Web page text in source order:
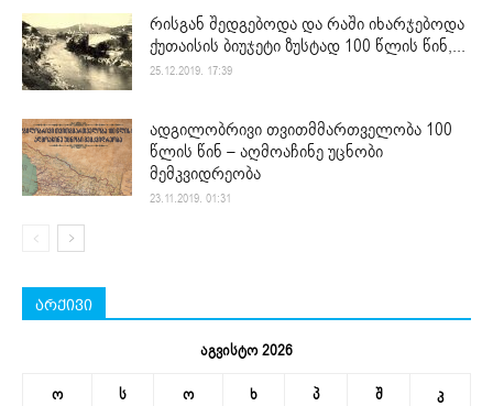
რისგან შედგებოდა და რაში იხარჯებოდა
ქუთაისის ბიუჯეტი ზუსტად 100 წლის წინ,...
25.12.2019. 17:39
ადგილობრივი თვითმმართველობა 100
წლის წინ – აღმოაჩინე უცნობი
მემკვიდრეობა
23.11.2019. 01:31
არქივი
აგვისტო 2026
ო ს ო ხ პ შ კ